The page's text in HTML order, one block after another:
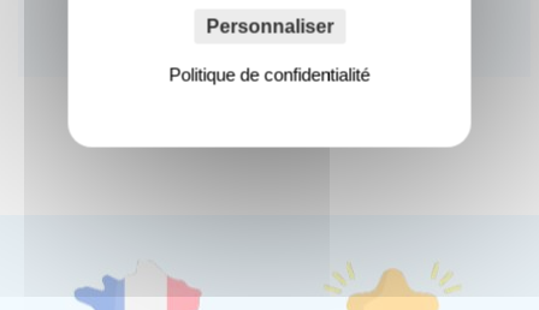
Personnaliser
Politique de confidentialité